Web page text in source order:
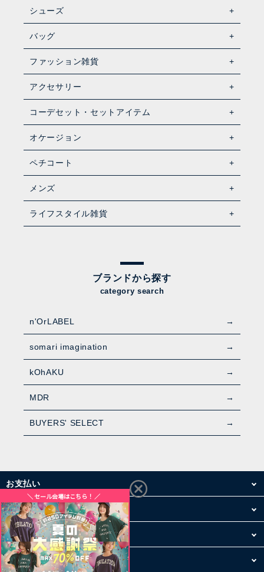
シューズ
バッグ
ファッション雑貨
アクセサリー
コーデセット・セットアイテム
オケージョン
ペチコート
メンズ
ライフスタイル雑貨
ブランドから探す
category search
n'OrLABEL
somari imagination
kOhAKU
MDR
BUYERS' SELECT
お支払い
配送・送料
お買い物について
その他